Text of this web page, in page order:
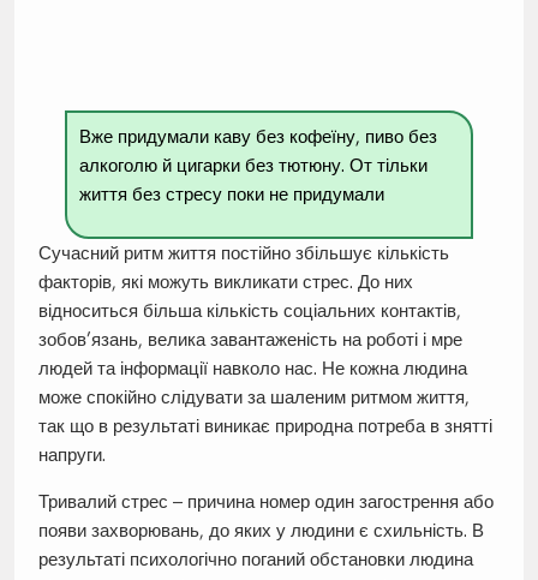
Вже придумали каву без кофеїну, пиво без
алкоголю й цигарки без тютюну. От тільки
життя без стресу поки не придумали
Сучасний ритм життя постійно збільшує кількість
факторів, які можуть викликати стрес. До них
відноситься більша кількість соціальних контактів,
зобов’язань, велика завантаженість на роботі і мре
людей та інформації навколо нас. Не кожна людина
може спокійно слідувати за шаленим ритмом життя,
так що в результаті виникає природна потреба в знятті
напруги.
Тривалий стрес – причина номер один загострення або
появи захворювань, до яких у людини є схильність. В
результаті психологічно поганий обстановки людина